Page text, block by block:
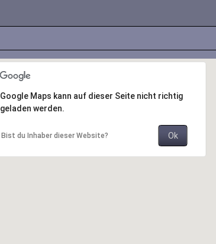
Google Maps kann auf dieser Seite nicht richtig
geladen werden.
Bist du Inhaber dieser Website? Ok